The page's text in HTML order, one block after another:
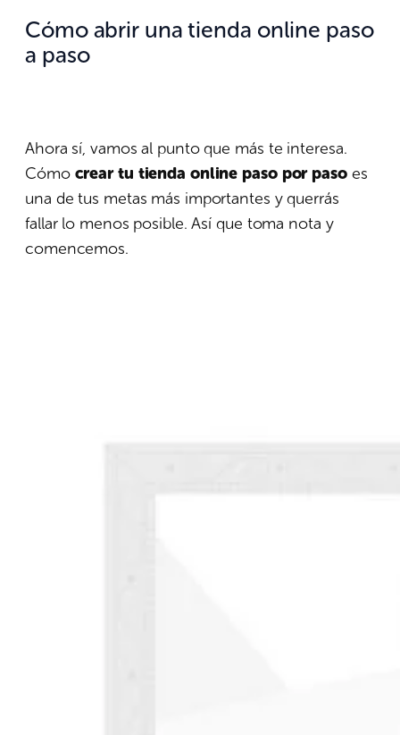
Cómo abrir una tienda online paso
a paso
Ahora sí, vamos al punto que más te interesa.
Cómo crear tu tienda online paso por pasoes
una de tus metas más importantes y querrás
fallar lo menos posible. Así que toma nota y
comencemos.